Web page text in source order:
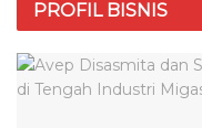
PROFIL BISNIS